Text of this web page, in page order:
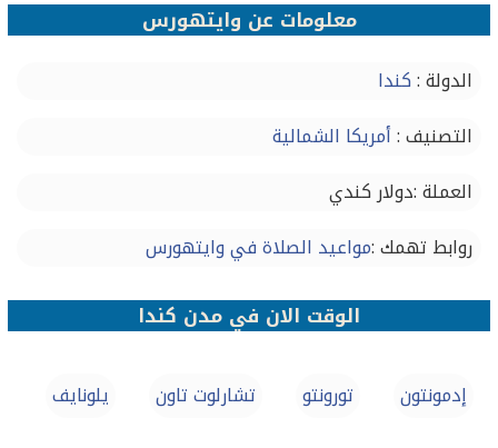
معلومات عن وايتهورس
الدولة :كندا
التصنيف :أمريكا الشمالية
العملة :دولار كندي
روابط تهمك :مواعيد الصلاة في وايتهورس
الوقت الان في مدن كندا
إدمونتون تورونتو تشارلوت تاون يلونايف